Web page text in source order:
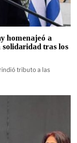
homenajeó a
tras los
tributo a las